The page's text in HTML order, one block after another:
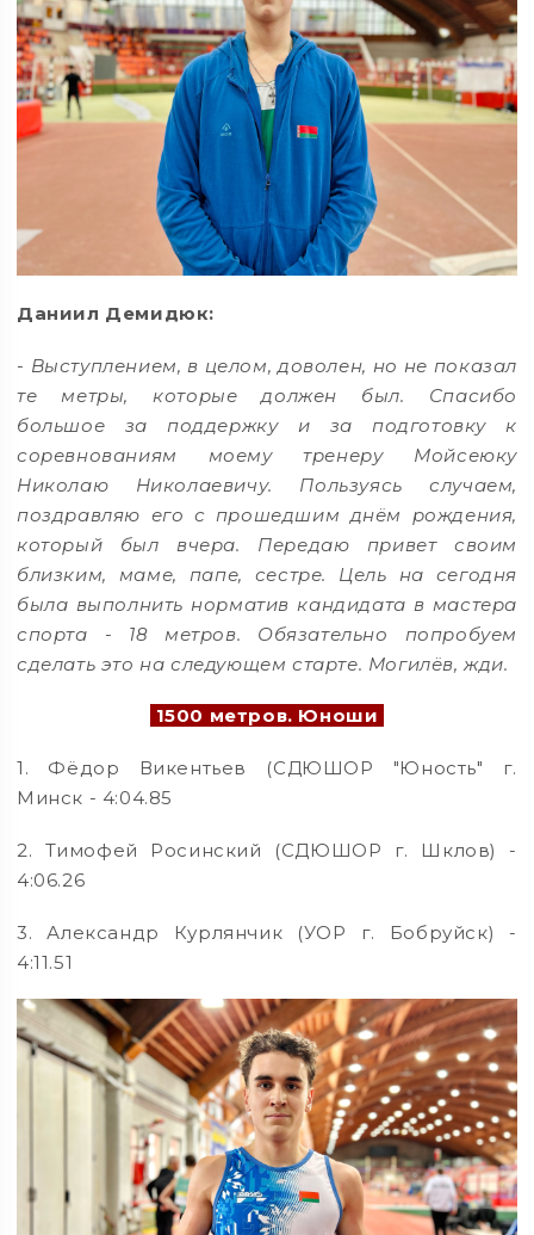
Даниил Демидюк:
- Выступлением, в целом, доволен, но не показал
те метры, которые должен был. Спасибо
большое за поддержку и за подготовку к
соревнованиям моему тренеру Мойсеюку
Николаю Николаевичу. Пользуясь случаем,
поздравляю его с прошедшим днём рождения,
который был вчера. Передаю привет своим
близким, маме, папе, сестре. Цель на сегодня
была выполнить норматив кандидата в мастера
спорта - 18 метров. Обязательно попробуем
сделать это на следующем старте. Могилёв, жди.
1500 метров. Юноши
1. Фёдор Викентьев (СДЮШОР "Юность" г.
Минск - 4:04.85
2. Тимофей Росинский (СДЮШОР г. Шклов) -
4:06.26
3. Александр Курлянчик (УОР г. Бобруйск) -
4:11.51